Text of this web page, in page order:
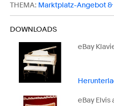
THEMA: Marktplatz-Angebot &
DOWNLOADS
eBay
eBay Elvis